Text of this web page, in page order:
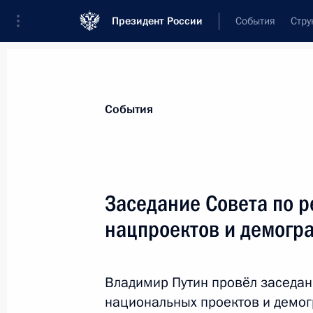
Президент России События
События
Заседание Совета по
нацпроектов и
Владимир Путин провёл
национальных проектов и